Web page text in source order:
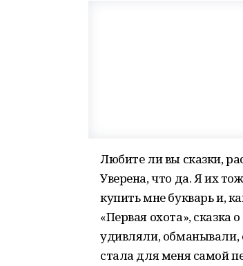
Любите ли вы сказки,
Уверена, что да. Я их
купить мне букварь и,
«Первая охота», сказка
удивляли, обманывали,
стала для меня самой